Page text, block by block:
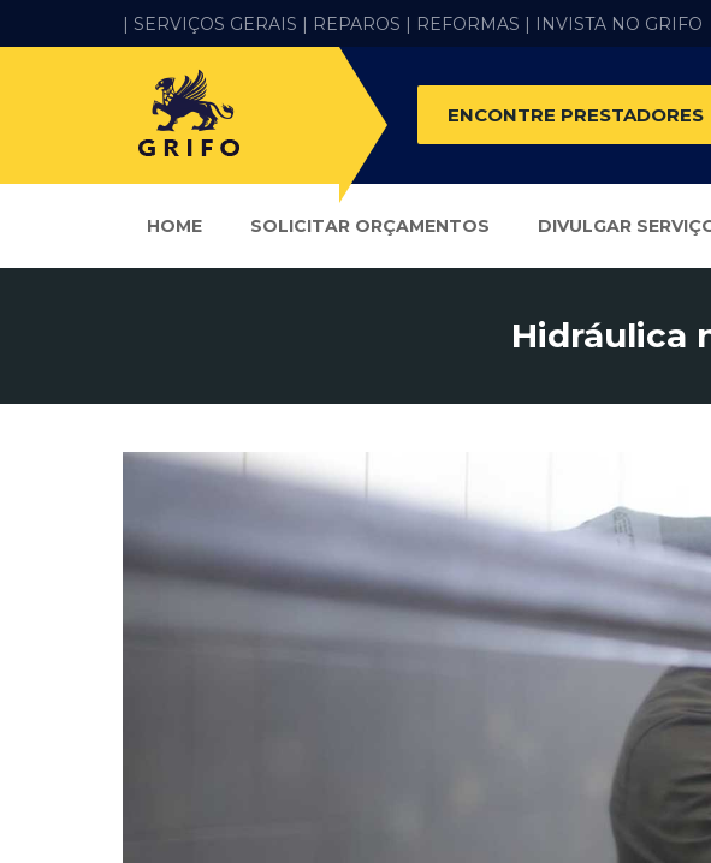
| SERVIÇOS GERAIS | REPAROS | REFORMAS | INVISTA NO GRIFO
ENCONTRE PRESTADORES
HOME SOLICITAR ORÇAMENTOS DIVULGAR
Hidráulica